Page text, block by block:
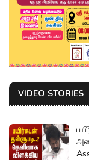
VIDEO STORIES